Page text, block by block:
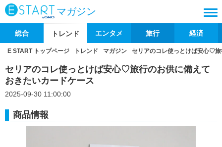
マガジン
総合 トレンド エンタメ 旅行 経済
E START トップページ トレンド マガジン セリアのコレ使っとけば安心♡
セリアのコレ使っとけば安心♡旅行のお供に備えて
おきたいカードケース
2025-09-30 11:00:00
商品情報